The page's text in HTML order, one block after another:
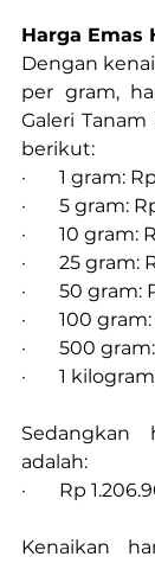
Harga Emas
Dengan
per gram,
Galeri Tanam
berikut:
·       1 gram:
·       5 gram:
·       10
·       25
·       50
·       100
·       500
·       1
adalah:
·       Rp
Kenaikan